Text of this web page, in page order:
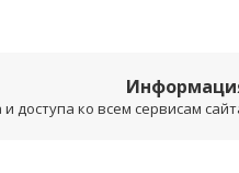
ко всем сервисам